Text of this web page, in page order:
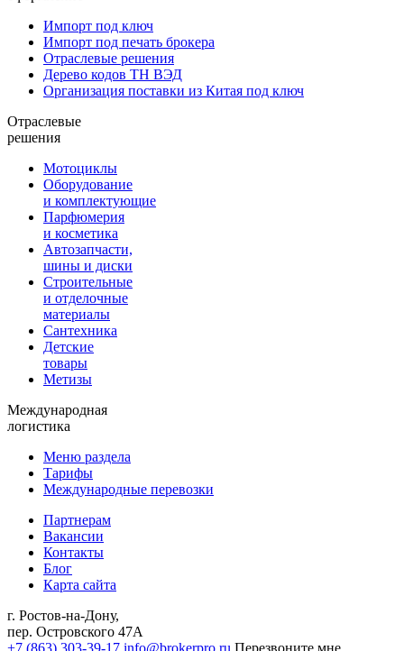
Импорт под ключ
Импорт под печать брокера
Отраслевые решения
Дерево кодов ТН ВЭД
Организация поставки из Китая под ключ
Отраслевые
решения
Мотоциклы
Оборудование
и комплектующие
Парфюмерия
и косметика
Автозапчасти,
шины и диски
Строительные
и отделочные
материалы
Сантехника
Детские
товары
Метизы
Международная
логистика
Меню раздела
Тарифы
Международные перевозки
Партнерам
Вакансии
Контакты
Блог
Карта сайта
г. Ростов-на-Дону,
пер. Островского 47А